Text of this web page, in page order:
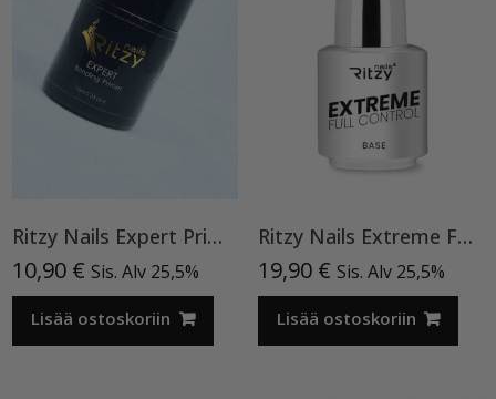
Ritzy Nails Expert Primer, 10 ml
10,90 € Sis. Alv 25,5%
Lisää ostoskoriin
Ritzy Nails Extreme FULL CONTROL Clear rubber Base 15ml TPO vapaa pohjageeli
19,90 € Sis. Alv 25,5%
Lisää ostoskoriin